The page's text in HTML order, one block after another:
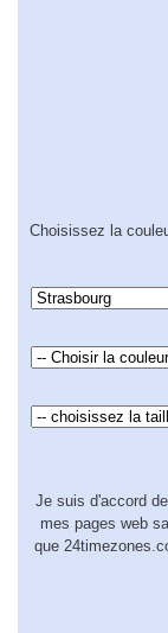
Choisissez la
Je suis d'accord
mes pages web
que